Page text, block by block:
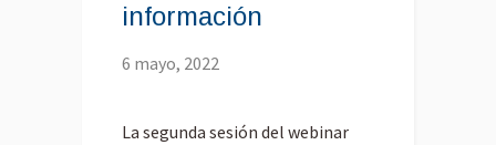
información
6 mayo, 2022
La segunda sesión del webinar